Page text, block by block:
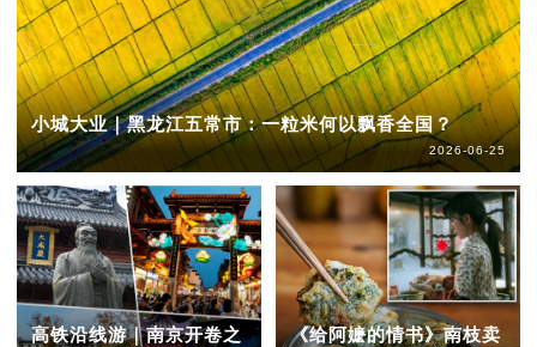
小城大业｜黑龙江五常市：一粒米何以飘香全国？
2026-06-25
高铁沿线游｜南京开卷之
《给阿嬷的情书》南枝卖